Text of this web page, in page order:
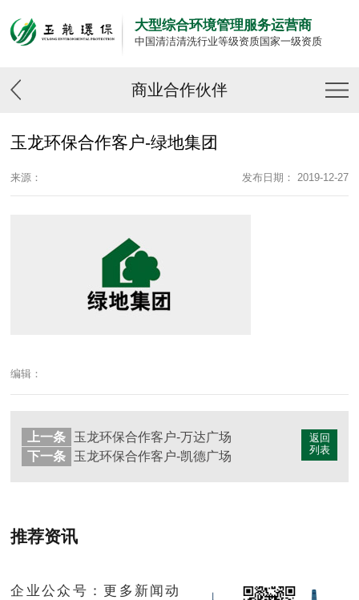
大型综合环境管理服务运营商
中国清洁清洗行业等级资质国家一级资质
商业合作伙伴
玉龙环保合作客户-绿地集团
来源： 发布日期： 2019-12-27
编辑：
返回
列表
上一条
玉龙环保合作客户-万达广场
下一条
玉龙环保合作客户-凯德广场
推荐资讯
企业公众号：更多新闻动